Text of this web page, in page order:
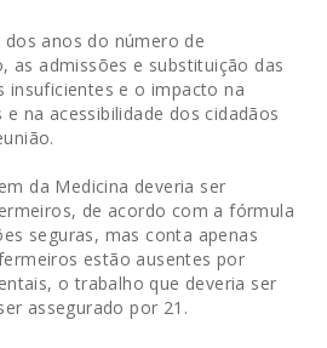
anos do número de
as admissões e substituição das
insuficientes e o impacto na
na acessibilidade dos cidadãos
da Medicina deveria ser
de acordo com a fórmula
seguras, mas conta apenas
estão ausentes por
o trabalho que deveria ser
assegurado por 21.